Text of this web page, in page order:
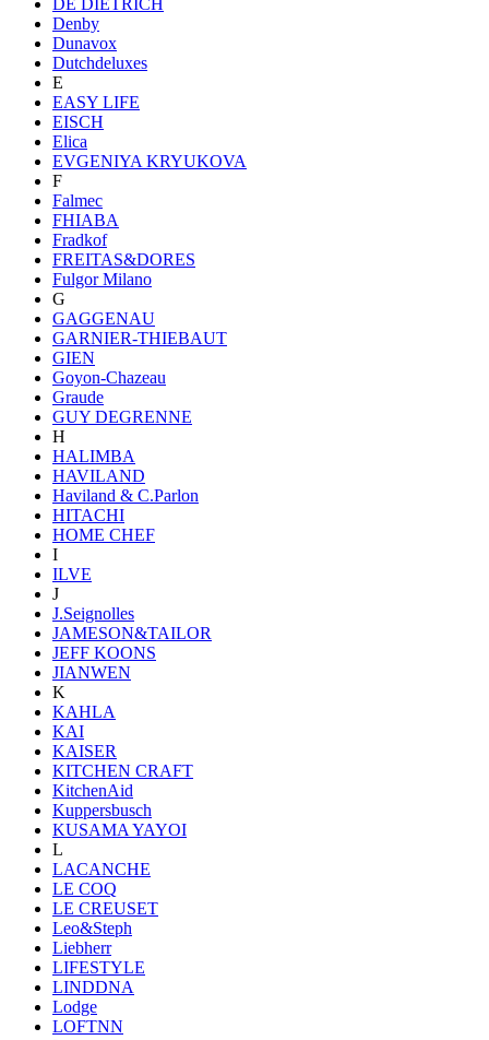
Denby
Dunavox
Dutchdeluxes
E
EASY LIFE
EISCH
Elica
EVGENIYA KRYUKOVA
F
Falmec
FHIABA
Fradkof
FREITAS&DORES
Fulgor Milano
G
GAGGENAU
GARNIER-THIEBAUT
GIEN
Goyon-Chazeau
Graude
GUY DEGRENNE
H
HALIMBA
HAVILAND
Haviland & C.Parlon
HITACHI
HOME CHEF
I
ILVE
J
J.Seignolles
JAMESON&TAILOR
JEFF KOONS
JIANWEN
K
KAHLA
KAI
KAISER
KITCHEN CRAFT
KitchenAid
Kuppersbusch
KUSAMA YAYOI
L
LACANCHE
LE COQ
LE CREUSET
Leo&Steph
Liebherr
LIFESTYLE
LINDDNA
Lodge
LOFTNN